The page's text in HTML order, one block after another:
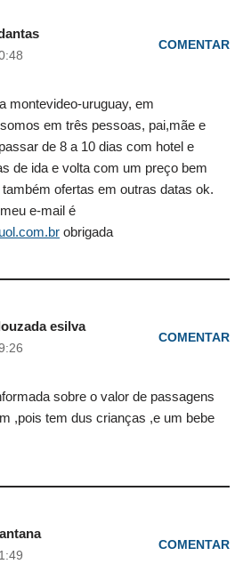
COMENTAR
montevideo-uruguay, em
em três pessoas, pai,mãe e
de 8 a 10 dias com hotel e
de ida e volta com um preço bem
ofertas em outras datas ok.
e-mail é
obrigada
esilva
COMENTAR
sobre o valor de passagens
,pois tem dus crianças ,e um bebe
COMENTAR